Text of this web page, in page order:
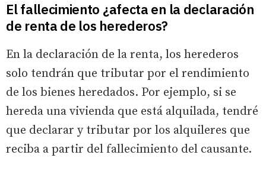
El fallecimiento ¿afecta en la declaración
de renta de los herederos?
En la declaración de la renta, los herederos
solo tendrán que tributar por el rendimiento
de los bienes heredados. Por ejemplo, si se
hereda una vivienda que está alquilada, tendré
que declarar y tributar por los alquileres que
reciba a partir del fallecimiento del causante.